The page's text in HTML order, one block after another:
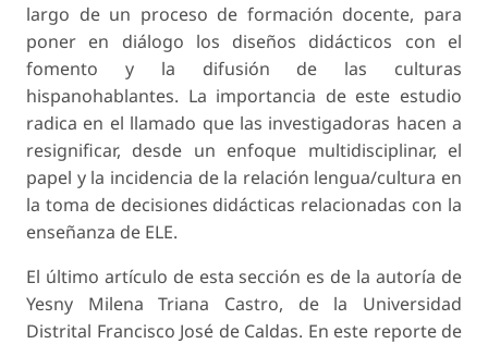
largo de un proceso de formación docente, para
poner en diálogo los diseños didácticos con el
fomento y la difusión de las culturas
hispanohablantes. La importancia de este estudio
radica en el llamado que las investigadoras hacen a
resignificar, desde un enfoque multidisciplinar, el
papel y la incidencia de la relación lengua/cultura en
la toma de decisiones didácticas relacionadas con la
enseñanza de ELE.
El último artículo de esta sección es de la autoría de
Yesny Milena Triana Castro, de la Universidad
Distrital Francisco José de Caldas. En este reporte de